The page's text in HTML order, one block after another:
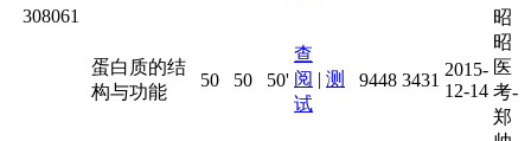
308061
蛋白质的结
构与功能
50 50 50'
查
阅 | 测
试
9448 3431
2015-
12-14
昭
昭
医
考-
郑